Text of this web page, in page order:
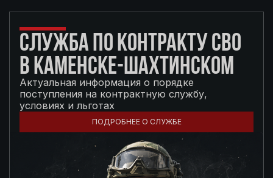
СЛУЖБА ПО КОНТРАКТУ СВО
В КАМЕНСКЕ-ШАХТИНСКОМ
Актуальная информация о порядке
поступления на контрактную службу,
условиях и льготах
ПОДРОБНЕЕ О СЛУЖБЕ